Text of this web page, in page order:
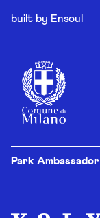
built by Ensoul
Park Ambassador